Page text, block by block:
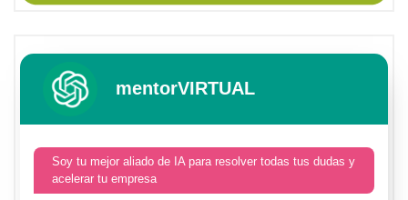
mentorVIRTUAL
Soy tu mejor aliado de IA para resolver todas tus dudas y
acelerar tu empresa